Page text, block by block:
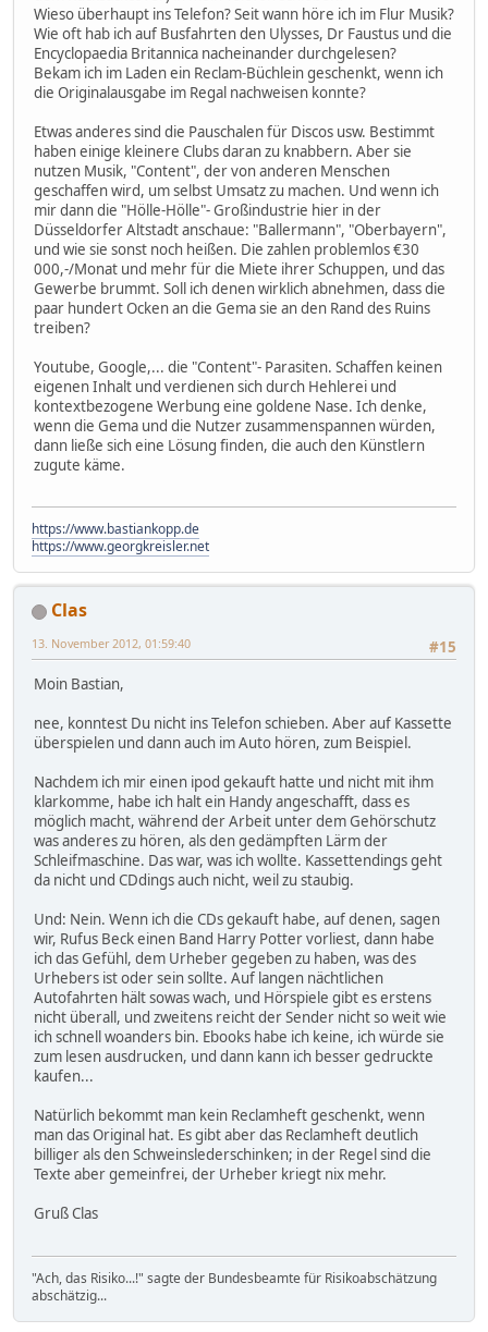
Wieso überhaupt ins Telefon? Seit wann höre ich im Flur Musik?
Wie oft hab ich auf Busfahrten den Ulysses, Dr Faustus und die
Encyclopaedia Britannica nacheinander durchgelesen?
Bekam ich im Laden ein Reclam-Büchlein geschenkt, wenn ich
die Originalausgabe im Regal nachweisen konnte?
Etwas anderes sind die Pauschalen für Discos usw. Bestimmt
haben einige kleinere Clubs daran zu knabbern. Aber sie
nutzen Musik, "Content", der von anderen Menschen
geschaffen wird, um selbst Umsatz zu machen. Und wenn ich
mir dann die "Hölle-Hölle"- Großindustrie hier in der
Düsseldorfer Altstadt anschaue: "Ballermann", "Oberbayern",
und wie sie sonst noch heißen. Die zahlen problemlos €30
000,-/Monat und mehr für die Miete ihrer Schuppen, und das
Gewerbe brummt. Soll ich denen wirklich abnehmen, dass die
paar hundert Ocken an die Gema sie an den Rand des Ruins
treiben?
Youtube, Google,... die "Content"- Parasiten. Schaffen keinen
eigenen Inhalt und verdienen sich durch Hehlerei und
kontextbezogene Werbung eine goldene Nase. Ich denke,
wenn die Gema und die Nutzer zusammenspannen würden,
dann ließe sich eine Lösung finden, die auch den Künstlern
zugute käme.
https://www.bastiankopp.de
https://www.georgkreisler.net
Clas
#15
13. November 2012, 01:59:40
Moin Bastian,
nee, konntest Du nicht ins Telefon schieben. Aber auf Kassette
überspielen und dann auch im Auto hören, zum Beispiel.
Nachdem ich mir einen ipod gekauft hatte und nicht mit ihm
klarkomme, habe ich halt ein Handy angeschafft, dass es
möglich macht, während der Arbeit unter dem Gehörschutz
was anderes zu hören, als den gedämpften Lärm der
Schleifmaschine. Das war, was ich wollte. Kassettendings geht
da nicht und CDdings auch nicht, weil zu staubig.
Und: Nein. Wenn ich die CDs gekauft habe, auf denen, sagen
wir, Rufus Beck einen Band Harry Potter vorliest, dann habe
ich das Gefühl, dem Urheber gegeben zu haben, was des
Urhebers ist oder sein sollte. Auf langen nächtlichen
Autofahrten hält sowas wach, und Hörspiele gibt es erstens
nicht überall, und zweitens reicht der Sender nicht so weit wie
ich schnell woanders bin. Ebooks habe ich keine, ich würde sie
zum lesen ausdrucken, und dann kann ich besser gedruckte
kaufen...
Natürlich bekommt man kein Reclamheft geschenkt, wenn
man das Original hat. Es gibt aber das Reclamheft deutlich
billiger als den Schweinslederschinken; in der Regel sind die
Texte aber gemeinfrei, der Urheber kriegt nix mehr.
Gruß Clas
"Ach, das Risiko...!" sagte der Bundesbeamte für Risikoabschätzung
abschätzig...